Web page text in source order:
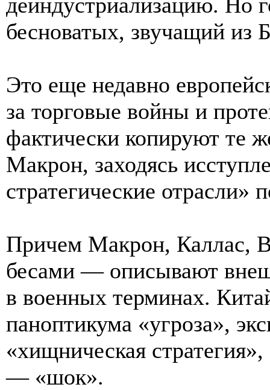
бесноватых, звучащий из
Это еще недавно
за торговые войны и
фактически копируют те
Макрон, заходясь
стратегические отрасли»
Причем Макрон, Каллас,
бесами — описывают
в военных терминах.
паноптикума «угроза»,
«хищническая
— «шок».